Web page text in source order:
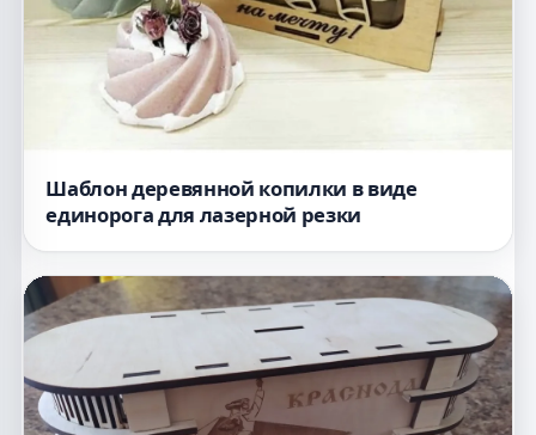
Шаблон деревянной копилки в виде
единорога для лазерной резки